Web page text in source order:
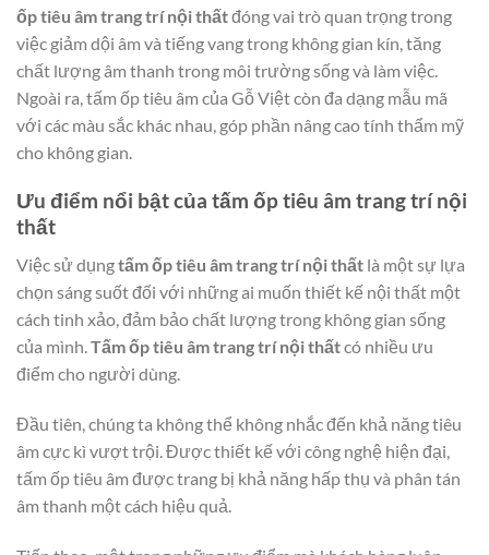
ốp tiêu âm trang trí nội thấtđóng vai trò quan trọng trong
việc giảm dội âm và tiếng vang trong không gian kín, tăng
chất lượng âm thanh trong môi trường sống và làm việc.
Ngoài ra, tấm ốp tiêu âm của Gỗ Việt còn đa dạng mẫu mã
với các màu sắc khác nhau, góp phần nâng cao tính thẩm mỹ
cho không gian.
Ưu điểm nổi bật của tấm ốp tiêu âm trang trí nội
thất
Việc sử dụngtấm ốp tiêu âm trang trí nội thất là một sự lựa
chọn sáng suốt đối với những ai muốn thiết kế nội thất một
cách tinh xảo, đảm bảo chất lượng trong không gian sống
của mình.Tấm ốp tiêu âm trang trí nội thấtcó nhiều ưu
điểm cho người dùng.
Đầu tiên, chúng ta không thể không nhắc đến khả năng tiêu
âm cực kì vượt trội. Được thiết kế với công nghệ hiện đại,
tấm ốp tiêu âm được trang bị khả năng hấp thụ và phân tán
âm thanh một cách hiệu quả.